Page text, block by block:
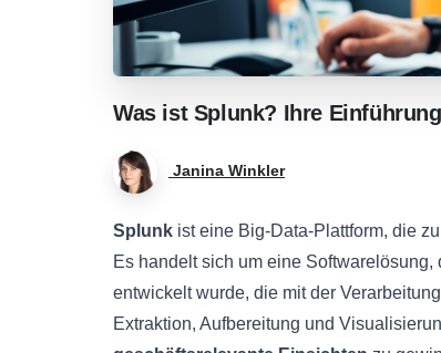
Was ist Splunk? Ihre Einführung
Janina Winkler
Splunk ist eine Big-Data-Plattform, die
Es handelt sich um eine
entwickelt wurde, die mit der
Extraktion, Aufbereitung und